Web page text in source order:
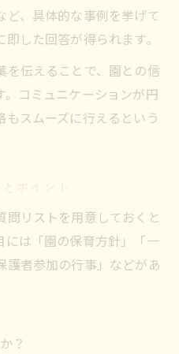
ど、具体的な事例を挙げて
した回答が得られます。
を伝えることで、園との信
コミュニケーションが円
スムーズに行えるという
ポイント
リストを用意しておくと
には「園の保育方針」「一
護者参加の行事」などがあ
？